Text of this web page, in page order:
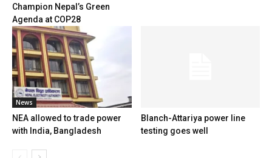
Champion Nepal’s Green
Agenda at COP28
News
NEA allowed to trade power
with India, Bangladesh
Blanch-Attariya power line
testing goes well